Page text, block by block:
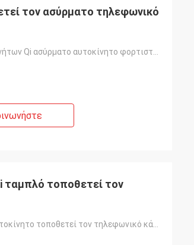
τον ασύρματο τηλεφωνικό
ταμπλό τοποθετεί τον